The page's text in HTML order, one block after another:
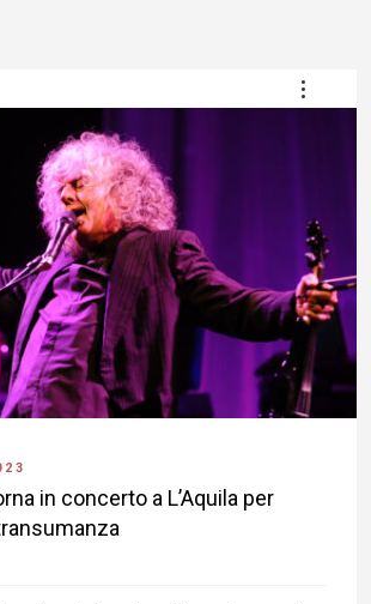
in concerto a L’Aquila per